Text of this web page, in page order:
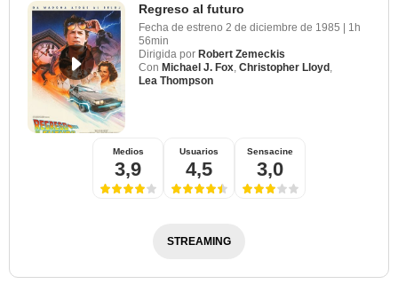
Regreso al futuro
Fecha de estreno 2 de diciembre de 1985 | 1h
56min
Dirigida por Robert Zemeckis
Con Michael J. Fox Christopher Lloyd
Lea Thompson
Medios
3,9
Usuarios
4,5
Sensacine
3,0
STREAMING